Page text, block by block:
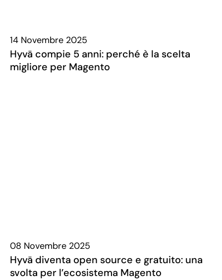
14 Novembre 2025
Hyvä compie 5 anni: perché è la scelta
migliore per Magento
08 Novembre 2025
Hyvä diventa open source e gratuito: una
svolta per l’ecosistema Magento